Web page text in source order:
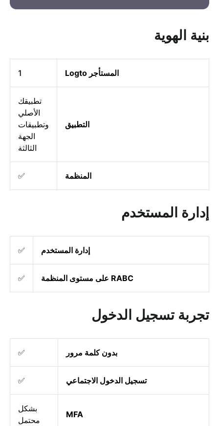
بنية الهوية
المستأجر Logto 1
التطبيق
تطبيقك
الأصلي
وتطبيقات
الجهة
الثالثة
المنظمة ✅
إدارة المستخدم
إدارة المستخدم ✅
RABC على مستوى المنظمة ✅
تجربة تسجيل الدخول
بدون كلمة مرور ✅
تسجيل الدخول الاجتماعي ✅
MFA
بشكل
محتمل